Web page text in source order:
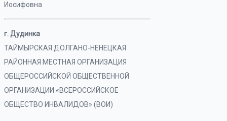
Иосифовна
г. Дудинка
ТАЙМЫРСКАЯ ДОЛГАНО-НЕНЕЦКАЯ
РАЙОННАЯ МЕСТНАЯ ОРГАНИЗАЦИЯ
ОБЩЕРОССИЙСКОЙ ОБЩЕСТВЕННОЙ
ОРГАНИЗАЦИИ «ВСЕРОССИЙСКОЕ
ОБЩЕСТВО ИНВАЛИДОВ» (ВОИ)